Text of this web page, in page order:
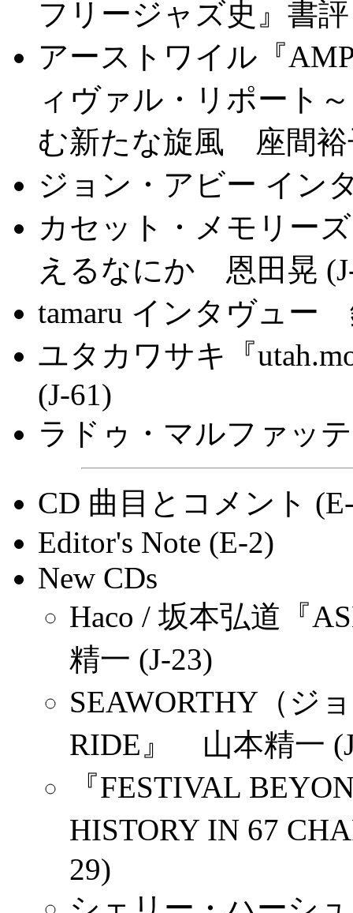
フリージャズ史』書
アーストワイル『
ィヴァル・リポート
む新たな旋風 座間裕
ジョン・アビー イン
カセット・メモリー
えるなにか 恩田晃
tamaru インタヴュー
ユタカワサキ『
(J-61)
ラドゥ・マルファッ
CD 曲目とコメント
Editor's Note (E-2)
New CDs
Haco / 坂本弘道『
精一 (J-23)
SEAWORTHY（ジ
RIDE』 山本精一
『FESTIVAL
HISTORY IN 67
29)